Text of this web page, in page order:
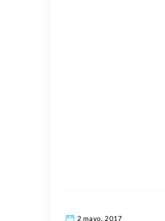
2 mayo, 2017